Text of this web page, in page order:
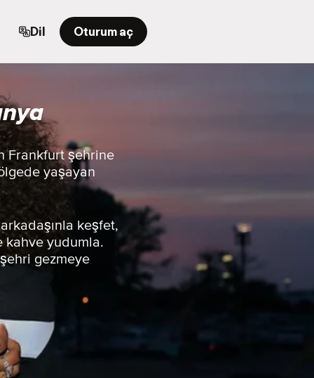
Dil Oturum aç
Frankfurt şehrine
yaşayan
keşfet,
kahve yudumla.
gezmeye